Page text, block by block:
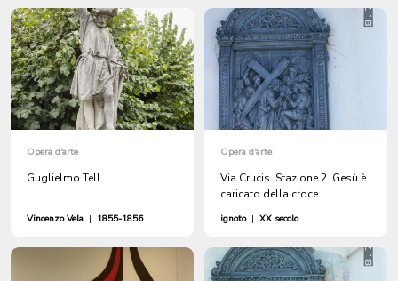
Opera d'arte
Guglielmo Tell
Vincenzo Vela | 1855-1856
Opera d'arte
Via Crucis. Stazione 2. Gesù è
caricato della croce
ignoto | XX secolo